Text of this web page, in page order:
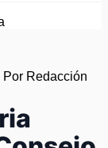
Por Redacción